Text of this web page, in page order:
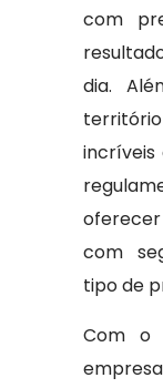
com
dia.
incríveis
com
tipo de
Com o